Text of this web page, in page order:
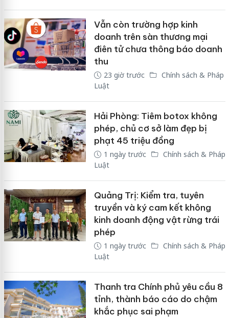
Vẫn còn trường hợp kinh
doanh trên sàn thương mại
điên tử chưa thông báo doanh
thu
23 giờ trước
Chính sách & Pháp
Luật
Hải Phòng: Tiêm botox không
phép, chủ cơ sở làm đẹp bị
phạt 45 triệu đồng
1 ngày trước
Chính sách & Pháp
Luật
Quảng Trị: Kiểm tra, tuyên
truyền và ký cam kết không
kinh doanh động vật rừng trái
phép
1 ngày trước
Chính sách & Pháp
Luật
Thanh tra Chính phủ yêu cầu 8
tỉnh, thành báo cáo do chậm
khắc phục sai phạm